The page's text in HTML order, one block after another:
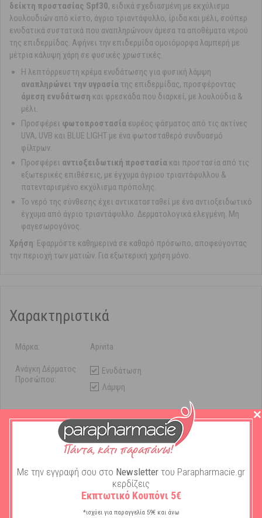
δείκτη προστασίας Spf30, ειδικά σχεδιασμένη με εκχύλισμα
λουλουδιών από κίστο, άγριο τριαντάφυλλο, ίριδα και μέλι, σούπερ
ενυδατικά συστατικά που αναπληρώνουν άμεσα τα αποθέματα νερού
της επιδερμίδας. Αφήνει την επιδερμίδα ομοιόμορφα λαμπερή με
μέτρια κάλυψη χάρη σε φυσικές χρωστικές.
Η λεπτόρρευστη κρέμα ενυδάτωσης για φυσική λάμψη
αναπληρώνει την υγρασία της επιδερμίδας, προσφέροντας
άμεση ενυδάτωση και φρεσκάδα που διαρκεί, με λουλούδια &
μέλι.
Προσφέρει φωτοπροστασία ευρέος φάσματος από τις ακτίνες
UVA, UVB και BLUE LIGHT με ένα φωτοσταθερό συνδυασμό
φίλτρων.
Προσφέρει αντιοξειδωτική προστασία και προστασία από τις
εξωτερικές επιθέσεις, με έγχυμα άγριου τριαντάφυλλου &
πατενταρισμένο εκχύλισμα πρόπολης.
Το νερό της σύνθεσης έχει αντικατασταθεί με ένα αντιοξειδωτικό
έγχυμα από άγριο τριαντάφυλλο. Δερματολογικά ελεγμένη. Μη
φαγεσωρογόνος.
Χρήση: Εφαρμόστε καθημερινά σε καθαρό πρόσωπο, αποφεύγοντας
την περιοχή των ματιών. Για εξωτερική χρήση μόνο.
Χαρακτηριστικά
Μάρκα: Apivita
Ανάγκη Δέρματος
Προσώπου:
Ενυδάτωση
Λάμψη
Προσώπου:
Τύπος Επιδερμίδας
Όλοι οι τύποι
Είδος - Χρήση
Με χρώμα
30 SPF
Με την εγγραφή σου στο Newsletter του Parapharmacie.gr
κερδίζεις
Εκπτωτικό Κουπόνι 5€
*ισχύει για παραγγελία 59€ και άνω